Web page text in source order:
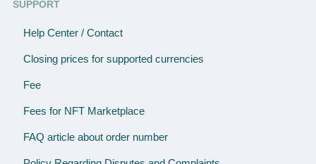
SUPPORT
Help Center / Contact
Closing prices for supported currencies
Fee
Fees for NFT Marketplace
FAQ article about order number